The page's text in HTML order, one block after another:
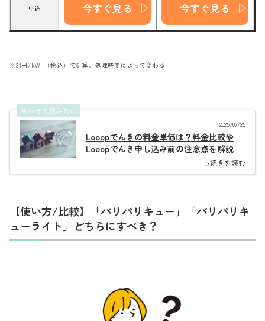
申込 今すぐ見る 今すぐ見る
※31円/kWh（税込）で計算、処理時間によって変わる
合わせて読みたい
2025/07/25
Looopでんきの料金単価は？料金比較や
Looopでんき申し込み前の注意点を解説
>続きを読む
【使い方/比較】「パリパリキュー」「パリパリキ
ューライト」どちらにすべき？